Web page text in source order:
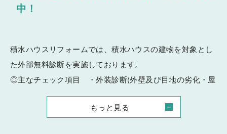
中！
もっと見る
積水ハウスリフォームでは、積水ハウスの建物を対象とし
た外部無料診断を実施しております。
◎主なチェック項目 ・外装診断(外壁及び目地の劣化・屋
・防水診断(屋上防水・バルコニー防